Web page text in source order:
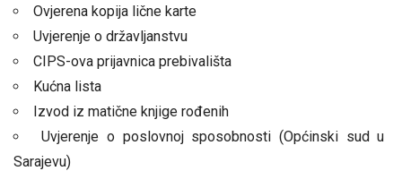
Ovjerena kopija lične karte
Uvjerenje o državljanstvu
CIPS-ova prijavnica prebivališta
Kućna lista
Izvod iz matične knjige rođenih
Uvjerenje o poslovnoj sposobnosti (Općinski sud u
Sarajevu)